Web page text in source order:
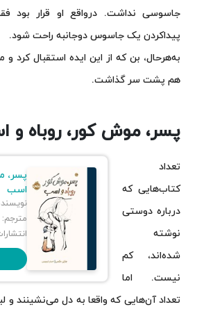
جاسوسی نداشت. درواقع او قرار بود
پیداکردن یک جاسوس دوجانبه راحت شود.
به‌هرحال، بن که از این ایده استقبال کرد
هم پشت سر گذاشت.
پسر، موش کور، روباه و
پسر،
اسب
مترجم:
تعداد
کتاب‌هایی که
درباره دوستی
نوشته
شده‌اند، کم
نیست. اما
تعداد آن‌هایی که واقعا به دل می‌نشینند و